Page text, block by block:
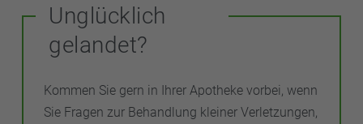
Unglücklich
gelandet?
Kommen Sie gern in Ihrer Apotheke vorbei, wenn
Sie Fragen zur Behandlung kleiner Verletzungen,